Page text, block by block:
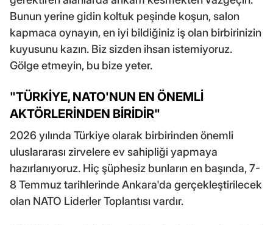
Bunun yerine gidin koltuk peşinde koşun, salon
kapmaca oynayın, en iyi bildiğiniz iş olan birbirinizin
kuyusunu kazın. Biz sizden ihsan istemiyoruz.
Gölge etmeyin, bu bize yeter.
"TÜRKİYE, NATO'NUN EN ÖNEMLİ
AKTÖRLERİNDEN BİRİDİR"
2026 yılında Türkiye olarak birbirinden önemli
uluslararası zirvelere ev sahipliği yapmaya
hazırlanıyoruz. Hiç şüphesiz bunların en başında, 7-
8 Temmuz tarihlerinde Ankara'da gerçekleştirilecek
olan NATO Liderler Toplantısı vardır.